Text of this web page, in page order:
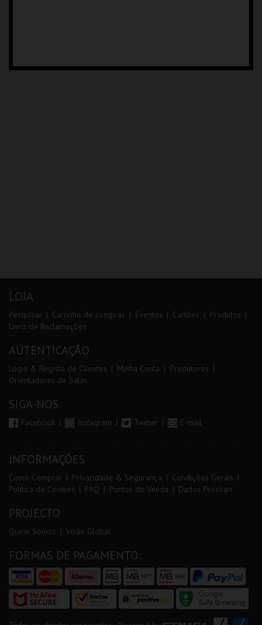
LOJA
Pesquisar Carrinho de compras Eventos Cartões
Produtos
Livro de Reclamações
AUTENTICAÇÃO
Login & Registo de Clientes Minha Conta
Produtores
Orientadores de Salas
SIGA-NOS
Facebook Instagram Twitter E-mail
INFORMAÇÕES
Como Comprar Privacidade & Segurança
Condições Gerais
Política de Cookies
FAQ Pontos de Venda Dados Pessoais
PROJECTO
Quem Somos Visão Global
FORMAS DE PAGAMENTO: